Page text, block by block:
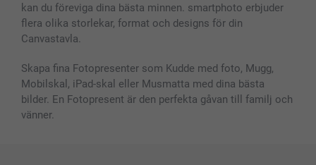
kan du föreviga dina bästa minnen. smartphoto erbjuder
flera olika storlekar, format och designs för din
Canvastavla.
Skapa fina Fotopresenter som Kudde med foto, Mugg,
Mobilskal, iPad-skal eller Musmatta med dina bästa
bilder. En Fotopresent är den perfekta gåvan till familj och
vänner.